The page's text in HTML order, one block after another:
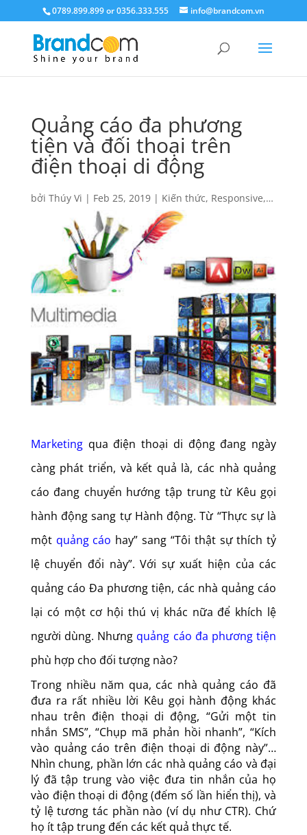
0789.899.899 or 0356.333.555 info@brandcom.vn
Quảng cáo đa phương
tiện và đối thoại trên
điện thoại di động
bởi Thúy Vi | Feb 25, 2019| Kiến thức, Responsive,
Marketingqua điện thoại di động đang ngày
càng phát triển, và kết quả là, các nhà quảng
cáo đang chuyển hướng tập trung từ Kêu gọi
hành động sang tự Hành động. Từ “Thực sự là
một quảng cáo hay” sang “Tôi thật sự thích tỷ
lệ chuyển đổi này”. Với sự xuất hiện của các
quảng cáo Đa phương tiện, các nhà quảng cáo
lại có một cơ hội thú vị khác nữa để khích lệ
người dùng. Nhưng quảng cáo đa phương tiện
phù hợp cho đối tượng nào?
Trong nhiều năm qua, các nhà quảng cáo đã
đưa ra rất nhiều lời Kêu gọi hành động khác
nhau trên điện thoại di động, “Gửi một tin
nhắn SMS”, “Chụp mã phản hồi nhanh”, “Kích
vào quảng cáo trên điện thoại di động này”…
Nhìn chung, phần lớn các nhà quảng cáo và đại
lý đã tập trung vào việc đưa tin nhắn của họ
vào điện thoại di động (đếm số lần hiển thị), và
tỷ lệ tương tác phần nào (ví dụ như CTR). Chứ
họ ít tập trung đến các kết quả thực tế.